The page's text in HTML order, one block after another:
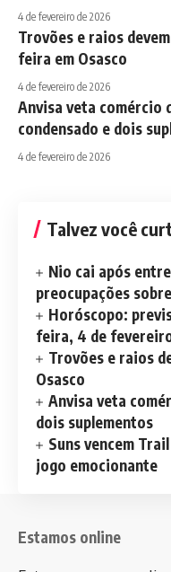
4 de fevereiro de 2026
Trovões e raios
feira em Osasco
4 de fevereiro de 2026
Anvisa veta comércio
condensado e dois
4 de fevereiro de 2026
Talvez você
Nio cai após
preocupações
Horóscopo:
feira, 4 de
Trovões e raios
Osasco
Anvisa veta
dois suplementos
Suns vencem
jogo emocionante
Estamos online